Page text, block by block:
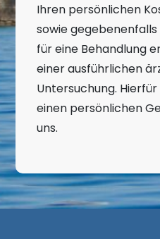
Ihren persönlichen
sowie
für eine Behandlung
einer ausführlichen
Untersuchung.
einen persönlichen
uns.